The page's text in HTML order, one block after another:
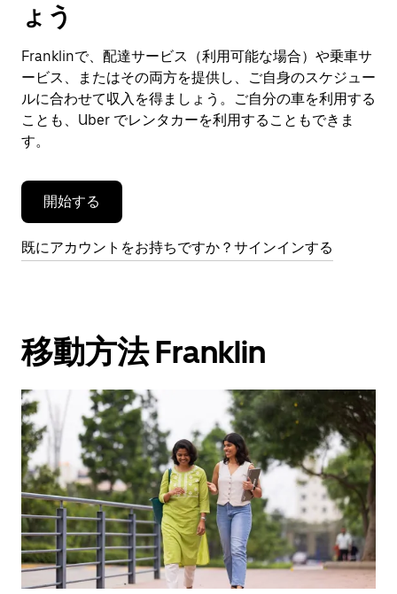
ン
ー
を
閉
じ
ま
す。
ょう
Franklinで、配達サービス（利用可能な場合）や乗車サ
ービス、またはその両方を提供し、ご自身のスケジュー
ルに合わせて収入を得ましょう。ご自分の車を利用する
ことも、Uber でレンタカーを利用することもできま
す。
開始する
既にアカウントをお持ちですか？サインインする
移動方法 Franklin